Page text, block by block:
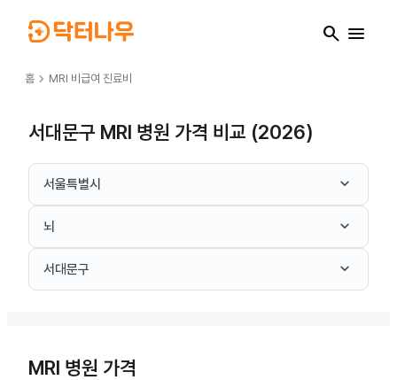
search menu
홈 chevron_right MRI 비급여 진료비
서대문구 MRI 병원 가격 비교 (2026)
서울특별시 keyboard_arrow_down
뇌 keyboard_arrow_down
서대문구 keyboard_arrow_down
MRI 병원 가격